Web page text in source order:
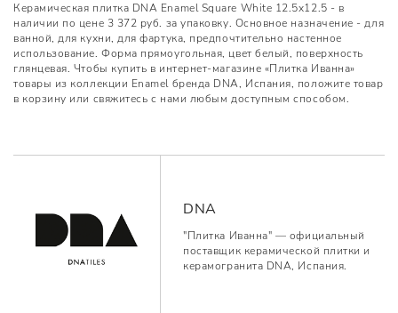
Керамическая плитка DNA Enamel Square White 12.5x12.5 - в
наличии по цене 3 372 руб. за упаковку. Основное назначение - для
ванной, для кухни, для фартука, предпочтительно настенное
использование. Форма прямоугольная, цвет белый, поверхность
глянцевая. Чтобы купить в интернет-магазине «Плитка Иванна»
товары из коллекции Enamel бренда DNA, Испания, положите товар
в корзину или свяжитесь с нами любым доступным способом.
DNA
"Плитка Иванна" — официальный
поставщик керамической плитки и
керамогранита DNA, Испания.